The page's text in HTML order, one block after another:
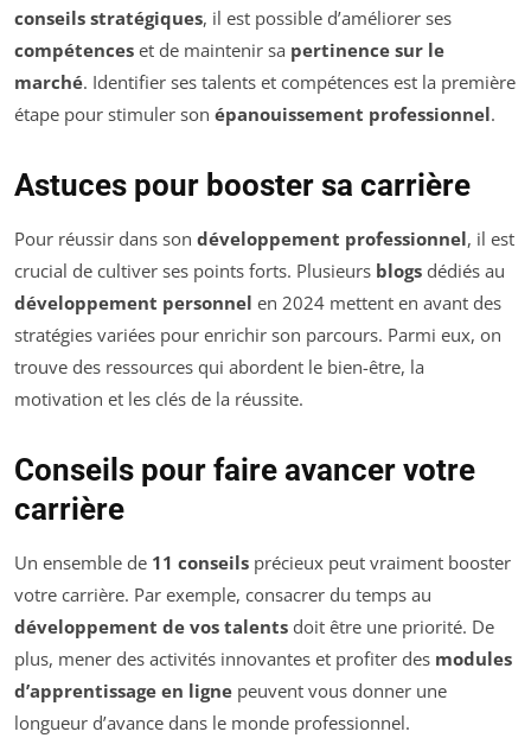
conseils stratégiques, il est possible d’améliorer ses
compétences et de maintenir sa pertinence sur le
marché. Identifier ses talents et compétences est la première
étape pour stimuler son épanouissement professionnel.
Astuces pour booster sa carrière
Pour réussir dans son développement professionnel, il est
crucial de cultiver ses points forts. Plusieurs blogs dédiés au
développement personnel en 2024 mettent en avant des
stratégies variées pour enrichir son parcours. Parmi eux, on
trouve des ressources qui abordent le bien-être, la
motivation et les clés de la réussite.
Conseils pour faire avancer votre
carrière
Un ensemble de 11 conseils précieux peut vraiment booster
votre carrière. Par exemple, consacrer du temps au
développement de vos talents doit être une priorité. De
plus, mener des activités innovantes et profiter des modules
d’apprentissage en ligne peuvent vous donner une
longueur d’avance dans le monde professionnel.